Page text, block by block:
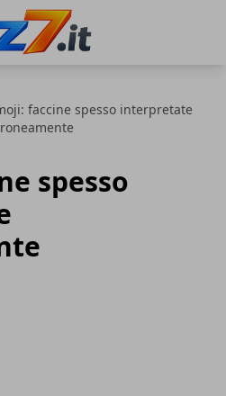
faccine spesso interpretate
spesso